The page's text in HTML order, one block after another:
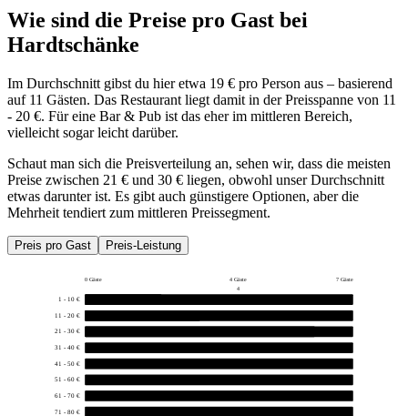
Wie sind die Preise pro Gast bei
Hardtschänke
Im Durchschnitt gibst du hier etwa 19 € pro Person aus – basierend
auf 11 Gästen. Das Restaurant liegt damit in der Preisspanne von 11
- 20 €. Für eine Bar & Pub ist das eher im mittleren Bereich,
vielleicht sogar leicht darüber.
Schaut man sich die Preisverteilung an, sehen wir, dass die meisten
Preise zwischen 21 € und 30 € liegen, obwohl unser Durchschnitt
etwas darunter ist. Es gibt auch günstigere Optionen, aber die
Mehrheit tendiert zum mittleren Preissegment.
Preis pro Gast Preis-Leistung
0 Gäste 4 Gäste
7 Gäste
4
1 - 10 €
11 - 20 €
21 - 30 €
31 - 40 €
41 - 50 €
51 - 60 €
61 - 70 €
71 - 80 €